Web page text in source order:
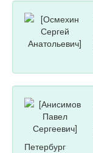
Петербург